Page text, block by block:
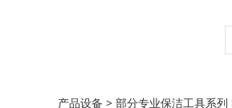
产品设备 > 部分专业保洁工具系列